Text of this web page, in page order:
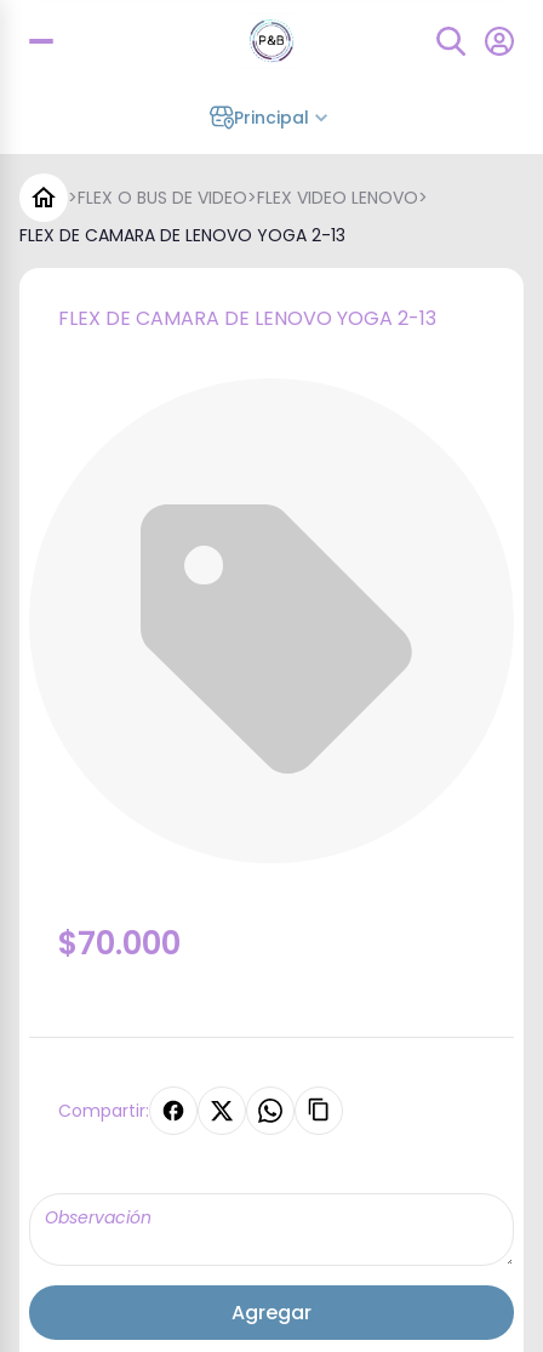
Principal
>FLEX O BUS DE VIDEO>FLEX VIDEO LENOVO>
FLEX DE CAMARA DE LENOVO YOGA 2-13
FLEX DE CAMARA DE LENOVO YOGA 2-13
$70.000
Compartir:
Agregar